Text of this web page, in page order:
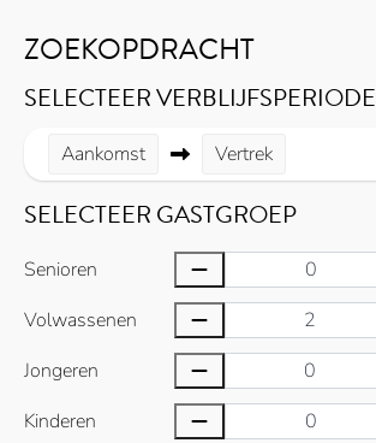
ZOEKOPDRACHT
SELECTEER VERBLIJFSPERIODE
Aankomst Vertrek
SELECTEER GASTGROEP
Senioren
Volwassenen
Jongeren
Kinderen